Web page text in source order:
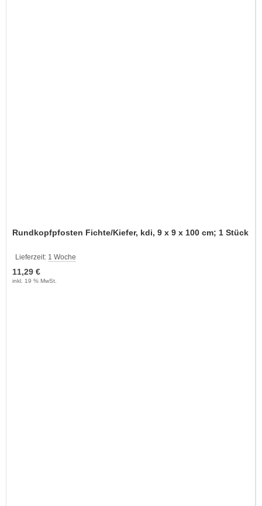
Rundkopfpfosten Fichte/Kiefer, kdi, 9 x 9 x 100 cm; 1 Stück
Lieferzeit: 1 Woche
11,29 €
inkl. 19 % MwSt.